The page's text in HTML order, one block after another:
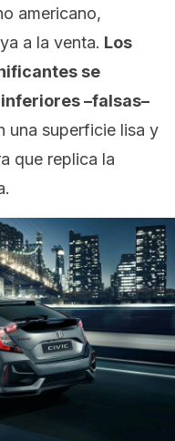
americano,
a la venta. Los
se
–falsas–
una superficie lisa y
que replica la